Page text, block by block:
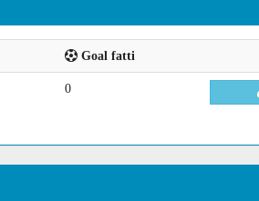
Goal fatti
0